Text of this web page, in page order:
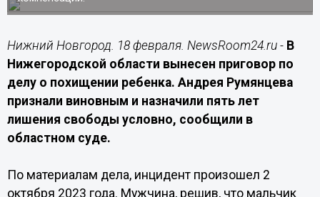
Нижний Новгород. 18 февраля. NewsRoom24.ru - В
Нижегородской области вынесен приговор по
делу о похищении ребенка. Андрея Румянцева
признали виновным и назначили пять лет
лишения свободы условно, сообщили в
областном суде.
По материалам дела, инцидент произошел 2
октября 2023 года. Мужчина, решив, что мальчик